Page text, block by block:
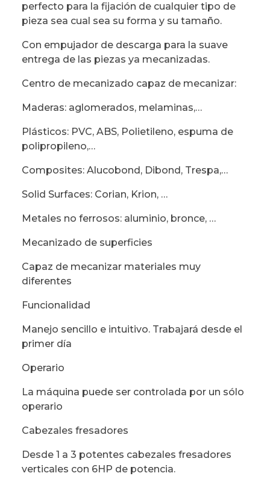
perfecto para la fijación de cualquier tipo de
pieza sea cual sea su forma y su tamaño.
Con empujador de descarga para la suave
entrega de las piezas ya mecanizadas.
Centro de mecanizado capaz de mecanizar:
Maderas: aglomerados, melaminas,…
Plásticos: PVC, ABS, Polietileno, espuma de
polipropileno,…
Composites: Alucobond, Dibond, Trespa,…
Solid Surfaces: Corian, Krion, …
Metales no ferrosos: aluminio, bronce, …
Mecanizado de superficies
Capaz de mecanizar materiales muy
diferentes
Funcionalidad
Manejo sencillo e intuitivo. Trabajará desde el
primer día
Operario
La máquina puede ser controlada por un sólo
operario
Cabezales fresadores
Desde 1 a 3 potentes cabezales fresadores
verticales con 6HP de potencia.